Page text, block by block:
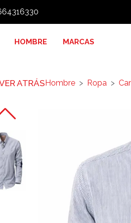
HOMBRE MARCAS
ATRÁSHombre Ropa